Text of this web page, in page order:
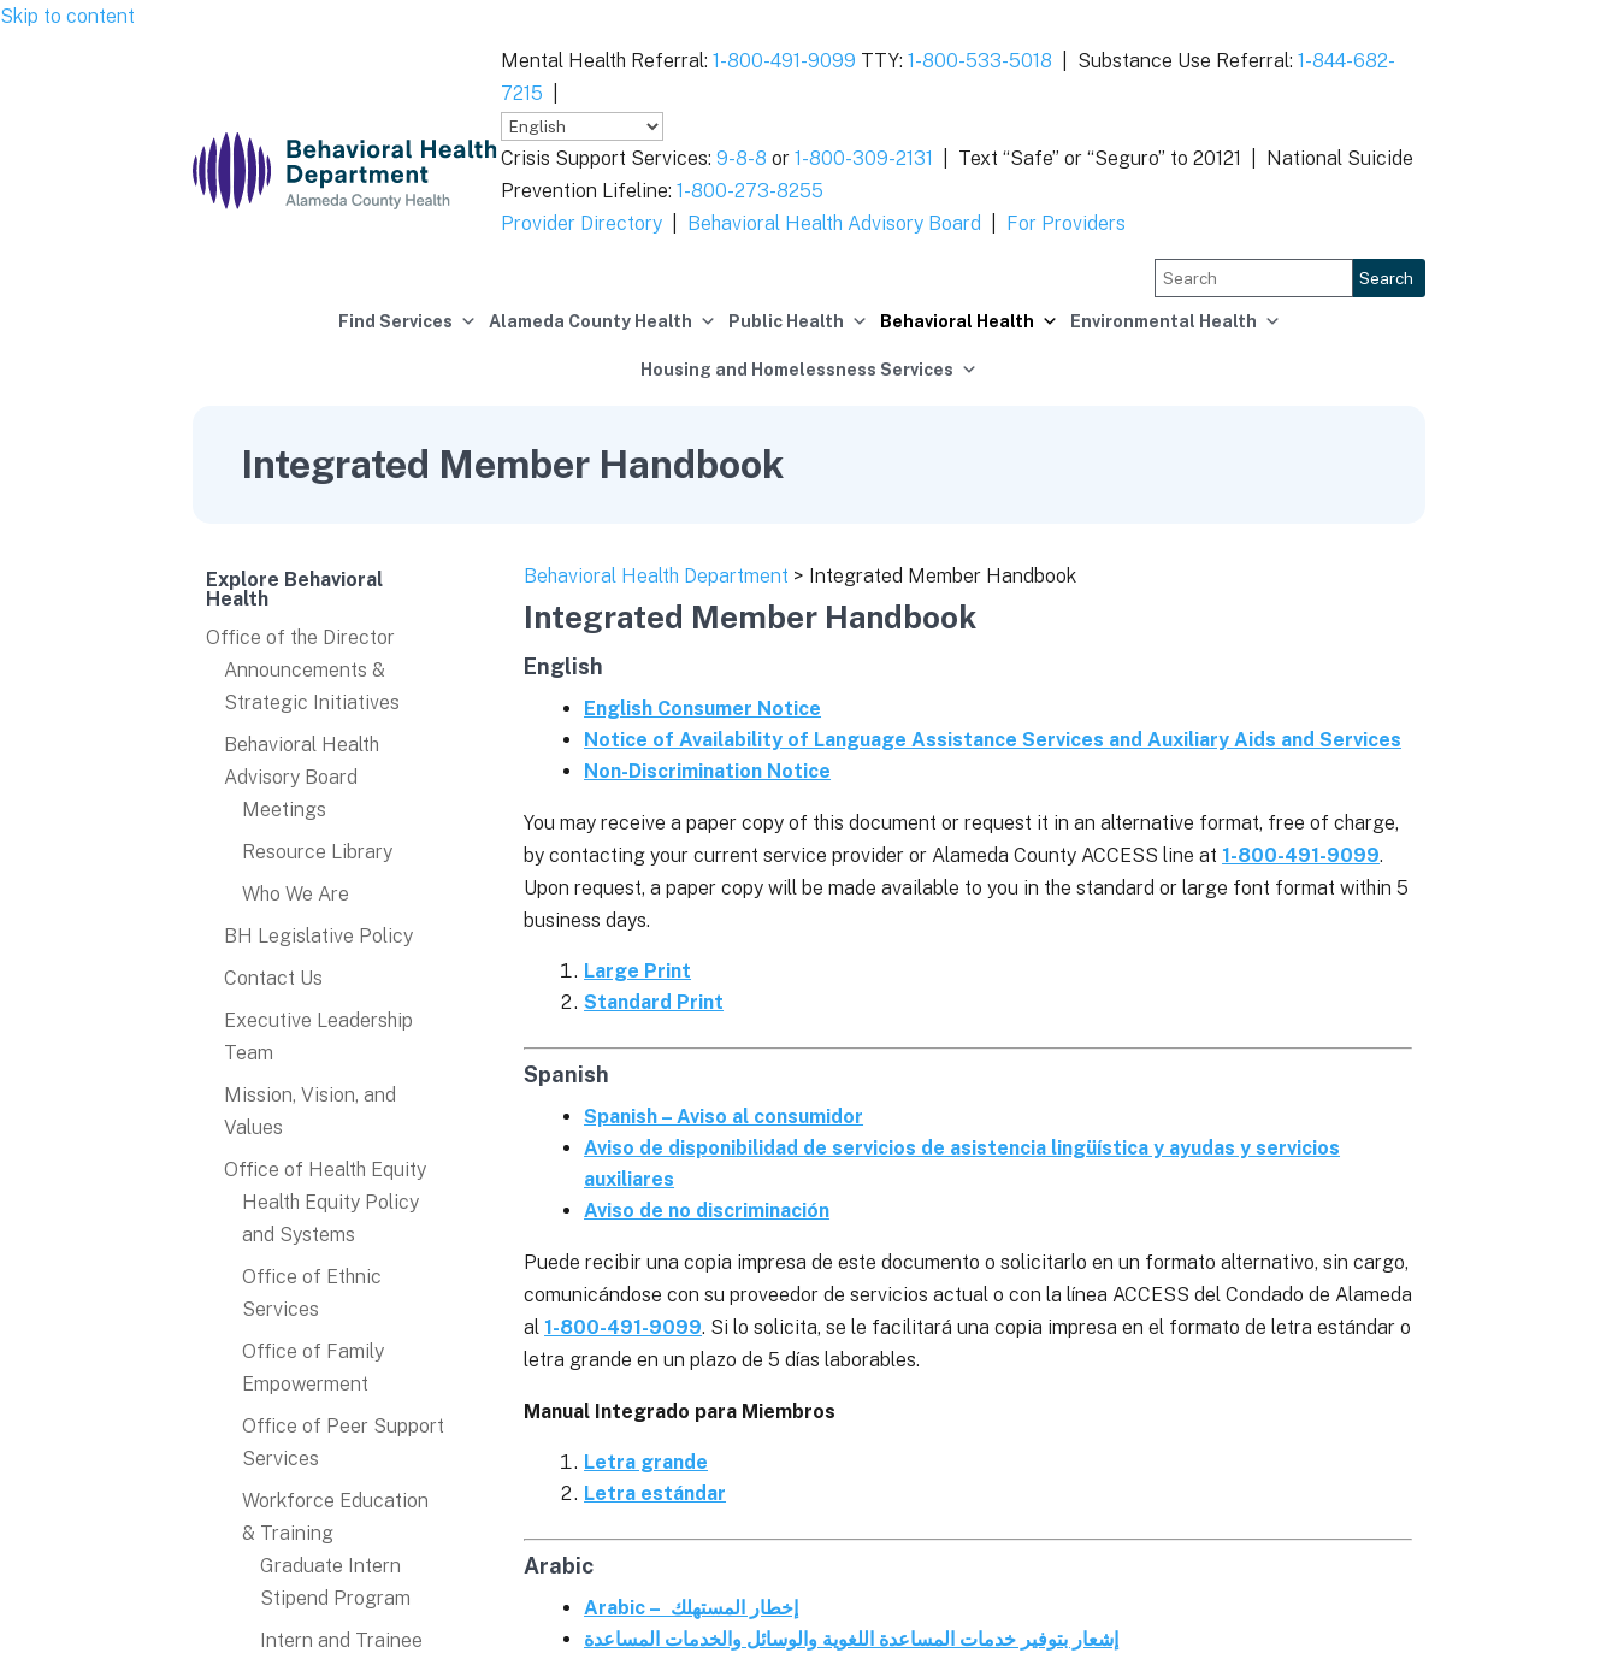
Skip to content
Mental Health Referral: 1-800-491-9099 TTY: 1-800-533-5018 Substance Use Referral: 1-844-682-
7215
Crisis Support Services: 9-8-8 or 1-800-309-2131 Text “Safe” or “Seguro” to 20121 | National Suicide
Prevention Lifeline: 1-800-273-8255
Provider Directory
Behavioral Health Advisory Board For Providers
Search
Find Services Alameda County Health Public Health Behavioral Health Environmental Health
Housing and Homelessness Services
Integrated Member Handbook
Explore Behavioral
Health
Office of the Director
Announcements &
Strategic Initiatives
Behavioral Health
Advisory Board
Meetings
Resource Library
Who We Are
BH Legislative Policy
Contact Us
Executive Leadership
Team
Mission, Vision, and
Values
Office of Health Equity
Health Equity Policy
and Systems
Office of Ethnic
Services
Office of Family
Empowerment
Office of Peer Support
Services
Workforce Education
& Training
Graduate Intern
Stipend Program
Intern and Trainee
Behavioral Health Department > Integrated Member Handbook
Integrated Member Handbook
English
English Consumer Notice
Notice of Availability of Language Assistance Services and Auxiliary Aids and Services
Non-Discrimination Notice
You may receive a paper copy of this document or request it in an alternative format, free of charge,
by contacting your current service provider or Alameda County ACCESS line at 1-800-491-9099.
Upon request, a paper copy will be made available to you in the standard or large font format within 5
business days.
Large Print
Standard Print
Spanish
Spanish – Aviso al consumidor
Aviso de disponibilidad de servicios de asistencia lingüística y ayudas y servicios
auxiliares
Aviso de no discriminación
Puede recibir una copia impresa de este documento o solicitarlo en un formato alternativo, sin cargo,
comunicándose con su proveedor de servicios actual o con la línea ACCESS del Condado de Alameda
al 1-800-491-9099. Si lo solicita, se le facilitará una copia impresa en el formato de letra estándar o
letra grande en un plazo de 5 días laborables.
Manual Integrado para Miembros
Letra grande
Letra estándar
Arabic
Arabic – إخطار المستهلك
إشعار بتوفير خدمات المساعدة اللغوية والوسائل والخدمات المساعدة